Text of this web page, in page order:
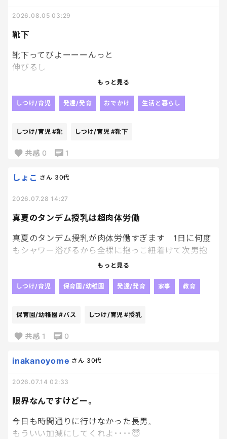
靴下
2026.08.05 03:29
靴下ってびよーーーんっと
伸びるし
気づきにくいんだけど、
かかとの位置が
末子お気に入りの靴下だったから
考えもせず
足のサイズも大きくなってるに
決まってるーーーー笑
たっぷり汚せ！！笑
もっと見る
しつけ/育児 発達/発育 おでかけ 生活と暮らし
しつけ/育児 #靴 しつけ/育児 #靴下
共感 0 1
真夏のタンデム授乳は超肉体労働
しょこ さん 30代
2026.07.28 14:27
真夏のタンデム授乳が肉体労働すぎます 1日に何度
もシャワー浴びるから全裸に抱っこ紐着けて次男抱
いてその上からバスローブ一枚羽織って 次男は飲み
手を突っ込んで乳頭を突いて催促 同時に長男は乳
いをプルプル 優しいねーと思いながらも次男のヨ
度は長男が鷲掴みしてプルンプルンさせて遊びま
なってぶっ倒れてます 喝を下さい！
もっと見る
しつけ/育児 保育園/幼稚園 発達/発育 家事 教育
保育園/幼稚園 #バス しつけ/育児 #授乳
共感 1 0
限界なんですけどー。
inakanoyome さん 30代
2026.07.14 02:33
今日も時間通りに行けなかった長男。
もういい加減にしてくれよ････😇